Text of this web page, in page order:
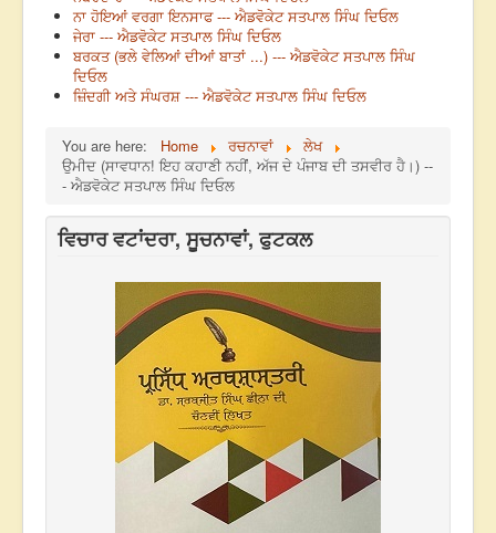
ਨਾ ਹੋਇਆਂ ਵਰਗਾ ਇਨਸਾਫ --- ਐਡਵੋਕੇਟ ਸਤਪਾਲ ਸਿੰਘ ਦਿਓਲ
ਜੇਰਾ --- ਐਡਵੋਕੇਟ ਸਤਪਾਲ ਸਿੰਘ ਦਿਓਲ
ਬਰਕਤ (ਭਲੇ ਵੇਲਿਆਂ ਦੀਆਂ ਬਾਤਾਂ ...) --- ਐਡਵੋਕੇਟ ਸਤਪਾਲ ਸਿੰਘ
ਦਿਓਲ
ਜ਼ਿੰਦਗੀ ਅਤੇ ਸੰਘਰਸ਼ --- ਐਡਵੋਕੇਟ ਸਤਪਾਲ ਸਿੰਘ ਦਿਓਲ
You are here: Home ਰਚਨਾਵਾਂ
ਲੇਖ
ਉਮੀਦ (ਸਾਵਧਾਨ! ਇਹ ਕਹਾਣੀ ਨਹੀਂਂ, ਅੱਜ ਦੇ ਪੰਜਾਬ ਦੀ ਤਸਵੀਰ ਹੈ।) --
- ਐਡਵੋਕੇਟ ਸਤਪਾਲ ਸਿੰਘ ਦਿਓਲ
ਵਿਚਾਰ ਵਟਾਂਦਰਾ, ਸੂਚਨਾਵਾਂ, ਫੁਟਕਲ